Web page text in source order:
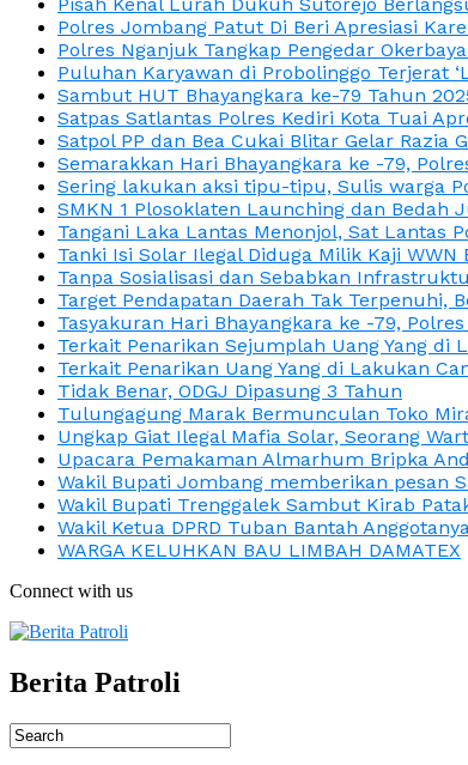
Polres Jombang Patut Di Beri Apresiasi
Polres Nganjuk Tangkap Pengedar
Puluhan Karyawan di Probolinggo Terjerat
Sambut HUT Bhayangkara ke-79 Tahun
Satpas Satlantas Polres Kediri Kota Tuai
Satpol PP dan Bea Cukai Blitar Gelar Razia
Semarakkan Hari Bhayangkara ke -79,
Sering lakukan aksi tipu-tipu, Sulis warga
SMKN 1 Plosoklaten Launching dan Bedah
Tangani Laka Lantas Menonjol, Sat Lantas
Tanki Isi Solar Ilegal Diduga Milik Kaji
Tanpa Sosialisasi dan Sebabkan
Target Pendapatan Daerah Tak Terpenuhi,
Tasyakuran Hari Bhayangkara ke -79,
Terkait Penarikan Sejumplah Uang Yang
Terkait Penarikan Uang Yang di Lakukan
Tidak Benar, ODGJ Dipasung 3 Tahun
Tulungagung Marak Bermunculan Toko
Ungkap Giat Ilegal Mafia Solar, Seorang
Upacara Pemakaman Almarhum Bripka
Wakil Bupati Jombang memberikan pesan
Wakil Bupati Trenggalek Sambut Kirab
Wakil Ketua DPRD Tuban Bantah
WARGA KELUHKAN BAU LIMBAH DAMATEX
Connect with us
Berita Patroli